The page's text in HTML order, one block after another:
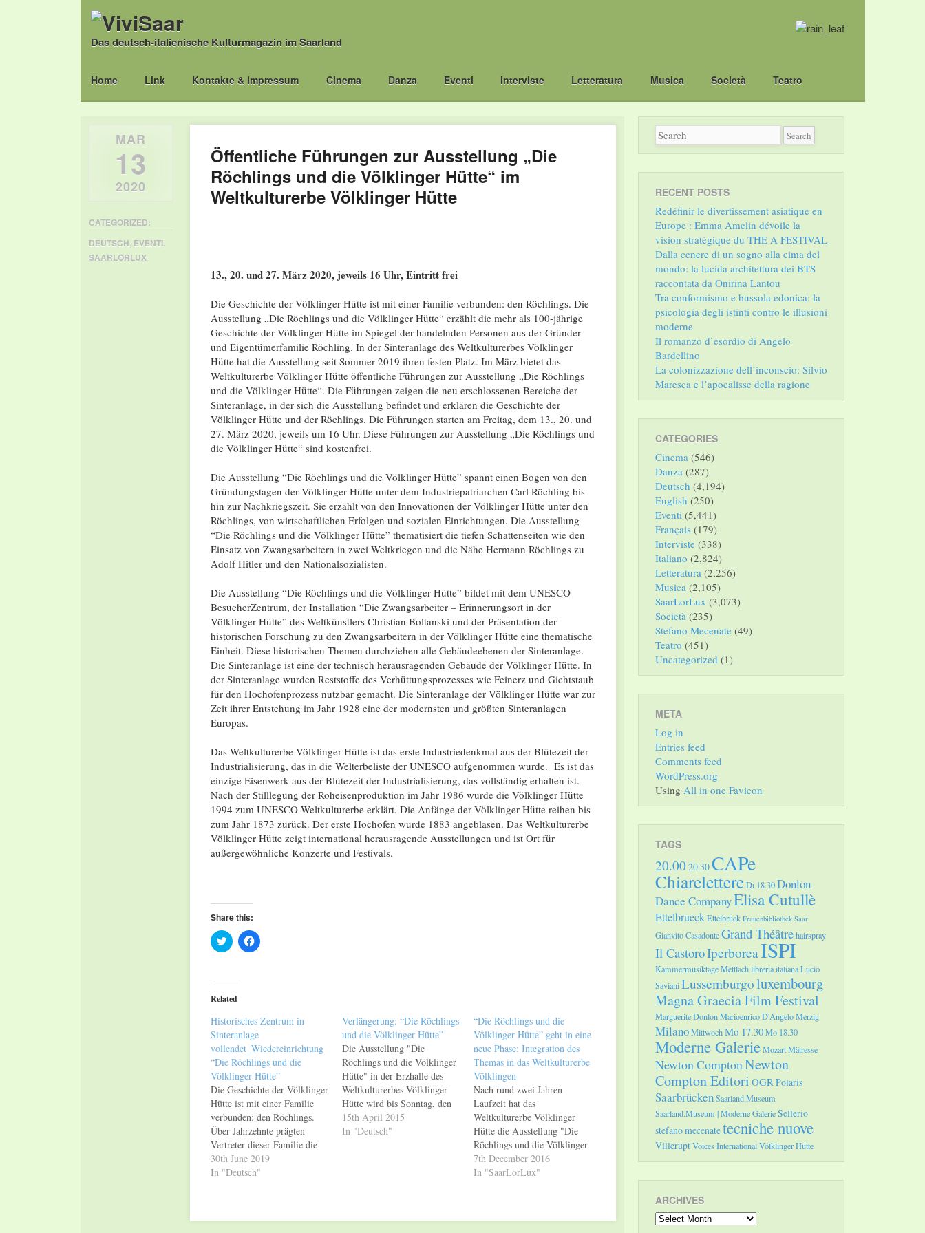
Das deutsch-italienische Kulturmagazin im Saarland
Main menu
Skip
Home Link Kontakte & Impressum Cinema Danza Eventi Interviste Letteratura Musica Società Teatro
Öffentliche Führungen zur Ausstellung „Die
Röchlings und die Völklinger Hütte“ im
Weltkulturerbe Völklinger Hütte
13., 20. und 27. März 2020, jeweils 16 Uhr, Eintritt frei
Die Geschichte der Völklinger Hütte ist mit einer Familie verbunden: den Röchlings. Die
Ausstellung „Die Röchlings und die Völklinger Hütte“ erzählt die mehr als 100-jährige
Geschichte der Völklinger Hütte im Spiegel der handelnden Personen aus der Gründer-
und Eigentümerfamilie Röchling. In der Sinteranlage des Weltkulturerbes Völklinger
Hütte hat die Ausstellung seit Sommer 2019 ihren festen Platz. Im März bietet das
Weltkulturerbe Völklinger Hütte öffentliche Führungen zur Ausstellung „Die Röchlings
und die Völklinger Hütte“. Die Führungen zeigen die neu erschlossenen Bereiche der
Sinteranlage, in der sich die Ausstellung befindet und erklären die Geschichte der
Völklinger Hütte und der Röchlings. Die Führungen starten am Freitag, dem 13., 20. und
27. März 2020, jeweils um 16 Uhr. Diese Führungen zur Ausstellung „Die Röchlings und
die Völklinger Hütte“ sind kostenfrei.
Die Ausstellung “Die Röchlings und die Völklinger Hütte” spannt einen Bogen von den
Gründungstagen der Völklinger Hütte unter dem Industriepatriarchen Carl Röchling bis
hin zur Nachkriegszeit. Sie erzählt von den Innovationen der Völklinger Hütte unter den
Röchlings, von wirtschaftlichen Erfolgen und sozialen Einrichtungen. Die Ausstellung
“Die Röchlings und die Völklinger Hütte” thematisiert die tiefen Schattenseiten wie den
Einsatz von Zwangsarbeitern in zwei Weltkriegen und die Nähe Hermann Röchlings zu
Adolf Hitler und den Nationalsozialisten.
Die Ausstellung “Die Röchlings und die Völklinger Hütte” bildet mit dem UNESCO
BesucherZentrum, der Installation “Die Zwangsarbeiter – Erinnerungsort in der
Völklinger Hütte” des Weltkünstlers Christian Boltanski und der Präsentation der
historischen Forschung zu den Zwangsarbeitern in der Völklinger Hütte eine thematische
Einheit. Diese historischen Themen durchziehen alle Gebäudeebenen der Sinteranlage.
Die Sinteranlage ist eine der technisch herausragenden Gebäude der Völklinger Hütte. In
der Sinteranlage wurden Reststoffe des Verhüttungsprozesses wie Feinerz und Gichtstaub
für den Hochofenprozess nutzbar gemacht. Die Sinteranlage der Völklinger Hütte war zur
Zeit ihrer Entstehung im Jahr 1928 eine der modernsten und größten Sinteranlagen
Europas.
Das Weltkulturerbe Völklinger Hütte ist das erste Industriedenkmal aus der Blütezeit der
Industrialisierung, das in die Welterbeliste der UNESCO aufgenommen wurde. Es ist das
einzige Eisenwerk aus der Blütezeit der Industrialisierung, das vollständig erhalten ist.
Nach der Stilllegung der Roheisenproduktion im Jahr 1986 wurde die Völklinger Hütte
1994 zum UNESCO-Weltkulturerbe erklärt. Die Anfänge der Völklinger Hütte reihen bis
zum Jahr 1873 zurück. Der erste Hochofen wurde 1883 angeblasen. Das Weltkulturerbe
Völklinger Hütte zeigt international herausragende Ausstellungen und ist Ort für
außergewöhnliche Konzerte und Festivals.
Share this:
Click
to
(Opens
in
new
Click
to
Related
Historisches Zentrum in
Sinteranlage
vollendet_Wiedereinrichtung
“Die Röchlings und die
Völklinger Hütte”
Die Geschichte der Völklinger
Hütte ist mit einer Familie
verbunden: den Röchlings.
Über Jahrzehnte prägten
Vertreter dieser Familie die
Geschicke des Völklinger
Eisen- und Stahlwerks. Im
30th June 2019
In "Deutsch"
Verlängerung: “Die Röchlings
und die Völklinger Hütte”
Die Ausstellung "Die
Röchlings und die Völklinger
Hütte" in der Erzhalle des
Weltkulturerbes Völklinger
Hütte wird bis Sonntag, den
1. November 2015,
verlängert. Damit haben
15th April 2015
In "Deutsch"
“Die Röchlings und die
Völklinger Hütte” geht in eine
neue Phase: Integration des
Themas in das Weltkulturerbe
Völklingen
Nach rund zwei Jahren
Laufzeit hat das
Weltkulturerbe Völklinger
Hütte die Ausstellung "Die
Röchlings und die Völklinger
Hütte" geschlossen. Im
nächsten Schritt wird das
7th December 2016
In "SaarLorLux"
MAR
13
2020
CATEGORIZED:
DEUTSCH, EVENTI,
SAARLORLUX
RECENT POSTS
Redéfinir le divertissement asiatique en
Europe : Emma Amelin dévoile la
vision stratégique du THE A FESTIVAL
Dalla cenere di un sogno alla cima del
mondo: la lucida architettura dei BTS
raccontata da Onirina Lantou
Tra conformismo e bussola edonica: la
psicologia degli istinti contro le illusioni
moderne
Il romanzo d’esordio di Angelo
Bardellino
La colonizzazione dell’inconscio: Silvio
Maresca e l’apocalisse della ragione
CATEGORIES
Cinema (546)
Danza (287)
Deutsch (4,194)
English (250)
Eventi (5,441)
Français (179)
Interviste (338)
Italiano (2,824)
Letteratura (2,256)
Musica (2,105)
SaarLorLux (3,073)
Società (235)
Stefano Mecenate (49)
Teatro (451)
Uncategorized (1)
META
Log in
Entries feed
Comments feed
WordPress.org
Using All in one Favicon
TAGS
20.00 20.30CAPe
ChiarelettereDi 18.30Donlon
Dance CompanyElisa Cutullè
EttelbrueckEttelbrück Frauenbibliothek Saar
Gianvito CasadonteGrand Théâtrehairspray
Il CastoroIperboreaISPI
Kammermusiktage Mettlachlibreria italianaLucio
SavianiLussemburgoluxembourg
Magna Graecia Film Festival
Marguerite DonlonMarioenrico D'AngeloMerzig
MilanoMittwochMo 17.30Mo 18.30
Moderne GalerieMozartMätresse
Newton ComptonNewton
Compton Editori OGRPolaris
SaarbrückenSaarland.Museum
Saarland.Museum | Moderne GalerieSellerio
stefano mecenatetecniche nuove
VilleruptVoices InternationalVölklinger Hütte
ARCHIVES
Archives